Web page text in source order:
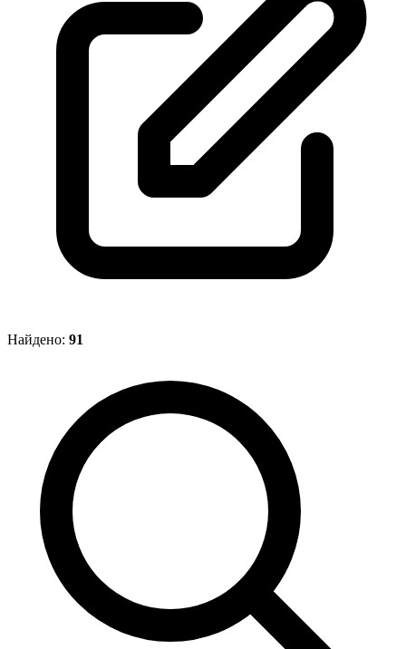
Найдено: 91